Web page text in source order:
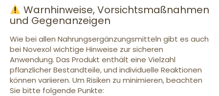
Warnhinweise, Vorsichtsmaßnahmen
und Gegenanzeigen
Wie bei allen Nahrungsergänzungsmitteln gibt es auch
bei Novexol wichtige Hinweise zur sicheren
Anwendung. Das Produkt enthält eine Vielzahl
pflanzlicher Bestandteile, und individuelle Reaktionen
können variieren. Um Risiken zu minimieren, beachten
Sie bitte folgende Punkte: